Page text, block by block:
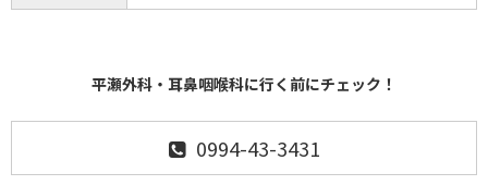
平瀬外科・耳鼻咽喉科に行く前にチェック！
0994-43-3431